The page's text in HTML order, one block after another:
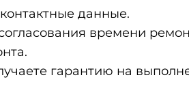
данные.
времени
гарантию на